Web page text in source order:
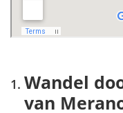
Wandel
van